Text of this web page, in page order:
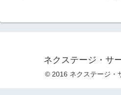
ネクステージ・サ
© 2016 ネクステージ・